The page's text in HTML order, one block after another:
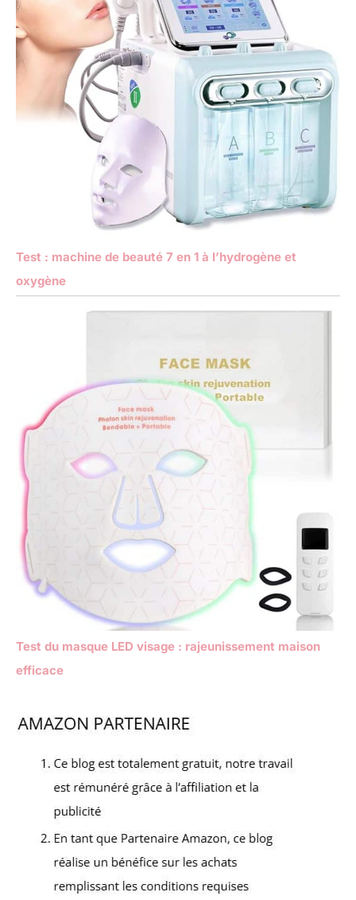
Test : machine de beauté 7 en 1 à l’hydrogène et
oxygène
Test du masque LED visage : rajeunissement maison
efficace